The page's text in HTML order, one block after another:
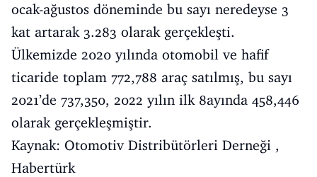
ocak-ağustos döneminde bu sayı neredeyse 3
kat artarak 3.283 olarak gerçekleşti.
Ülkemizde 2020 yılında otomobil ve hafif
ticaride toplam 772,788 araç satılmış, bu sayı
2021’de 737,350, 2022 yılın ilk 8ayında 458,446
olarak gerçekleşmiştir.
Kaynak: Otomotiv Distribütörleri Derneği ,
Habertürk